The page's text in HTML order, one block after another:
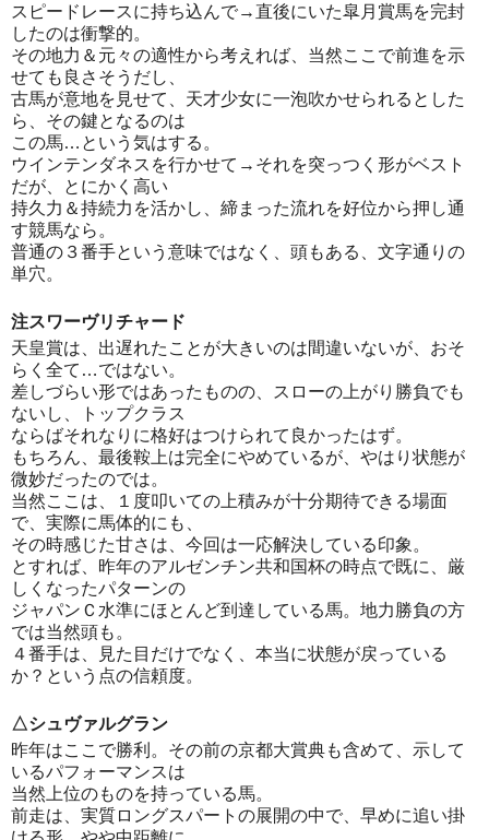
スピードレースに持ち込んで→直後にいた皐月賞馬を完封
したのは衝撃的。
その地力＆元々の適性から考えれば、当然ここで前進を示
せても良さそうだし、
古馬が意地を見せて、天才少女に一泡吹かせられるとした
ら、その鍵となるのは
この馬…という気はする。
ウインテンダネスを行かせて→それを突っつく形がベスト
だが、とにかく高い
持久力＆持続力を活かし、締まった流れを好位から押し通
す競馬なら。
普通の３番手という意味ではなく、頭もある、文字通りの
単穴。
注スワーヴリチャード
天皇賞は、出遅れたことが大きいのは間違いないが、おそ
らく全て…ではない。
差しづらい形ではあったものの、スローの上がり勝負でも
ないし、トップクラス
ならばそれなりに格好はつけられて良かったはず。
もちろん、最後鞍上は完全にやめているが、やはり状態が
微妙だったのでは。
当然ここは、１度叩いての上積みが十分期待できる場面
で、実際に馬体的にも、
その時感じた甘さは、今回は一応解決している印象。
とすれば、昨年のアルゼンチン共和国杯の時点で既に、厳
しくなったパターンの
ジャパンＣ水準にほとんど到達している馬。地力勝負の方
では当然頭も。
４番手は、見た目だけでなく、本当に状態が戻っている
か？という点の信頼度。
△シュヴァルグラン
昨年はここで勝利。その前の京都大賞典も含めて、示して
いるパフォーマンスは
当然上位のものを持っている馬。
前走は、実質ロングスパートの展開の中で、早めに追い掛